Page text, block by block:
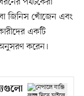
বা জিনিস খোঁজেন এবং
একটি
অনুসরণ করেন।